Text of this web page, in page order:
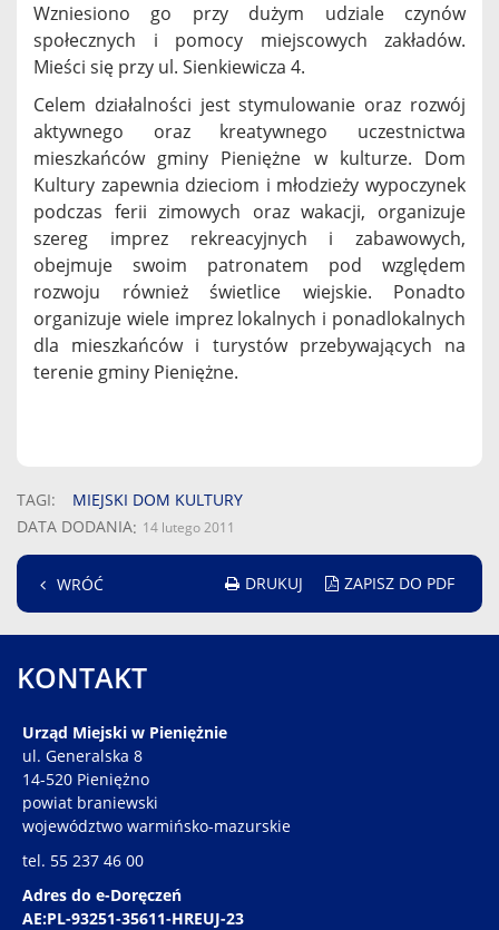
Wzniesiono go przy dużym udziale czynów
społecznych i pomocy miejscowych zakładów.
Mieści się przy ul. Sienkiewicza 4.
Celem działalności jest stymulowanie oraz rozwój
aktywnego oraz kreatywnego uczestnictwa
mieszkańców gminy Pieniężne w kulturze. Dom
Kultury zapewnia dzieciom i młodzieży wypoczynek
podczas ferii zimowych oraz wakacji, organizuje
szereg imprez rekreacyjnych i zabawowych,
obejmuje swoim patronatem pod względem
rozwoju również świetlice wiejskie. Ponadto
organizuje wiele imprez lokalnych i ponadlokalnych
dla mieszkańców i turystów przebywających na
terenie gminy Pieniężne.
TAGI
MIEJSKI DOM KULTURY
DATA DODANIA 14 lutego 2011
WRÓĆ DRUKUJ ZAPISZ DO PDF
KONTAKT
Urząd Miejski w Pieniężnie
ul. Generalska 8
14-520 Pieniężno
powiat braniewski
województwo warmińsko-mazurskie
tel. 55 237 46 00
Adres do e-Doręczeń
AE:PL-93251-35611-HREUJ-23